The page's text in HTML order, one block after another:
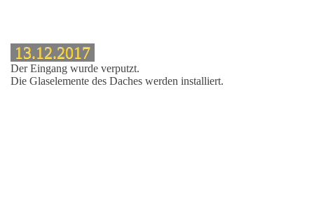
13.12.2017
Der Eingang wurde verputzt.
Die Glaselemente des Daches werden installiert.